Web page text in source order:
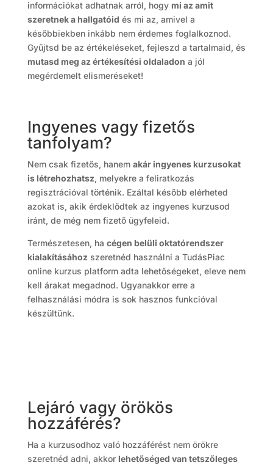
információkat adhatnak arról, hogy mi az amit
szeretnek a hallgatóid és mi az, amivel a
későbbiekben inkább nem érdemes foglalkoznod.
Gyűjtsd be az értékeléseket, fejleszd a tartalmaid, és
mutasd meg az értékesítési oldaladon a jól
megérdemelt elismeréseket!
Ingyenes vagy fizetős
tanfolyam?
Nem csak fizetős, hanem akár ingyenes kurzusokat
is létrehozhatsz, melyekre a feliratkozás
regisztrációval történik. Ezáltal később elérheted
azokat is, akik érdeklődtek az ingyenes kurzusod
iránt, de még nem fizető ügyfeleid.
Természetesen, ha cégen belüli oktatórendszer
kialakításához szeretnéd használni a TudásPiac
online kurzus platform adta lehetőségeket, eleve nem
kell árakat megadnod. Ugyanakkor erre a
felhasználási módra is sok hasznos funkcióval
készültünk.
Lejáró vagy örökös
hozzáférés?
Ha a kurzusodhoz való hozzáférést nem örökre
szeretnéd adni, akkor lehetőséged van tetszőleges